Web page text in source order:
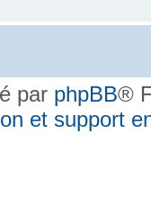
par phpBB®
et support